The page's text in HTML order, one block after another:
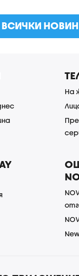
ВСИЧКИ
На